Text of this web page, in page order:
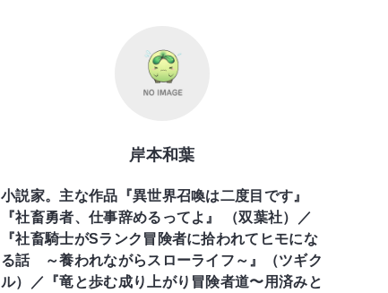
岸本和葉
小説家。主な作品『異世界召喚は二度目です』
『社畜勇者、仕事辞めるってよ』 （双葉社）／
『社畜騎士がSランク冒険者に拾われてヒモにな
る話 ～養われながらスローライフ～』（ツギク
ル）／『竜と歩む成り上がり冒険者道〜用済みと